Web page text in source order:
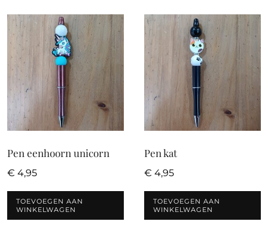
Pen eenhoorn unicorn
€ 4,95
TOEVOEGEN AAN
WINKELWAGEN
Pen kat
€ 4,95
TOEVOEGEN AAN
WINKELWAGEN